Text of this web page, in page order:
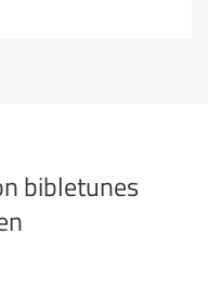
bibletunes